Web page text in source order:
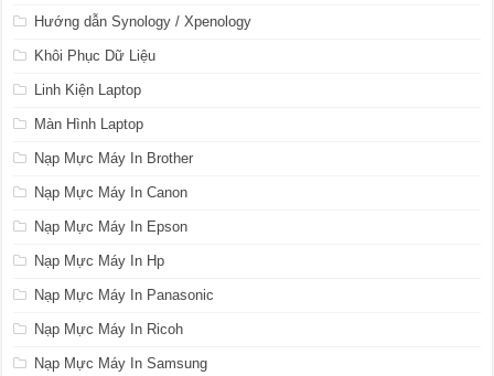
Hướng dẫn Synology / Xpenology
Khôi Phục Dữ Liệu
Linh Kiện Laptop
Màn Hình Laptop
Nạp Mực Máy In Brother
Nạp Mực Máy In Canon
Nạp Mực Máy In Epson
Nạp Mực Máy In Hp
Nạp Mực Máy In Panasonic
Nạp Mực Máy In Ricoh
Nạp Mực Máy In Samsung